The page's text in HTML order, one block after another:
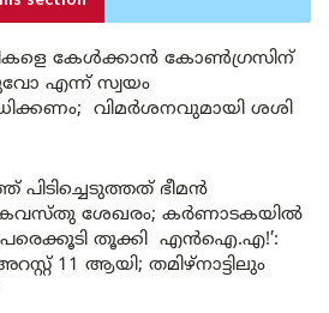
കേൾക്കാൻ കോൺഗ്രസിന്
എന്ന് സ്വയം
വിമർശനവുമായി ശശി
പിടിച്ചെടുത്തത് ഭീമൻ
ശേഖരം; കർണാടകയിൽ
പേരെക്കൂടി തൂക്കി എൻഐ.എ!’:
11 ആയി; തമിഴ്‌നാട്ടിലും